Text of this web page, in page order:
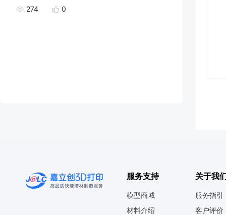
274 0
服务支持
模型商城
材料介绍
关于我
服务指引
客户评价